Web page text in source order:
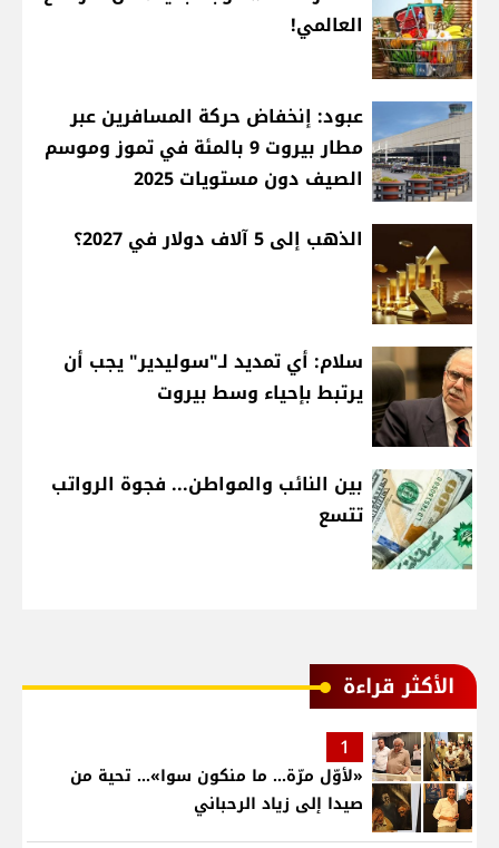
العالمي!
عبود: إنخفاض حركة المسافرين عبر
مطار بيروت 9 بالمئة في تموز وموسم
الصيف دون مستويات 2025
الذهب إلى 5 آلاف دولار في 2027؟
سلام: أي تمديد لـ"سوليدير" يجب أن
يرتبط بإحياء وسط بيروت
بين النائب والمواطن... فجوة الرواتب
تتسع
الأكثر قراءة
1
«لأوّل مرّة… ما منكون سوا»… تحية من
صيدا إلى زياد الرحباني